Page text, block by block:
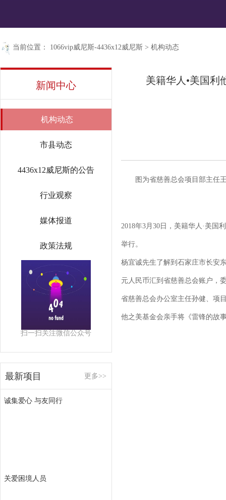
当前位置： 1066vip威尼斯-4436x12威尼斯 > 机构动态
新闻中心
机构动态
市县动态
4436x12威尼斯的公告
行业观察
媒体报道
政策法规
扫一扫关注微信公众号
最新项目 更多>>
诚集爱心 与友同行
关爱困境人员
美籍华人•美国利
图为省慈善总会项目部主任
2018年3月30日，美籍华人·美国
举行。
杨宜诚先生了解到石家庄市长安
元人民币汇到省慈善总会账户，
省慈善总会办公室主任孙健、项
他之美基金会亲手将《雷锋的故